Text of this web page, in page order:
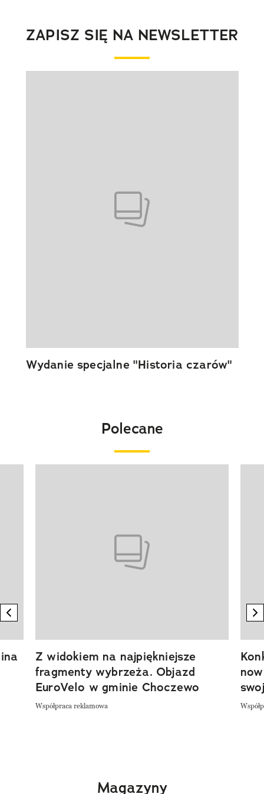
ZAPISZ SIĘ NA NEWSLETTER
Wydanie specjalne "Historia czarów"
Polecane
previous element
Z widokiem na najpiękniejsze
fragmenty wybrzeża. Objazd
EuroVelo w gminie Choczewo
Współpraca reklamowa
Magazyny